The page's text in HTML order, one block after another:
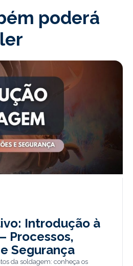
poderá
Introdução à
Processos,
Segurança
da soldagem: conheça os